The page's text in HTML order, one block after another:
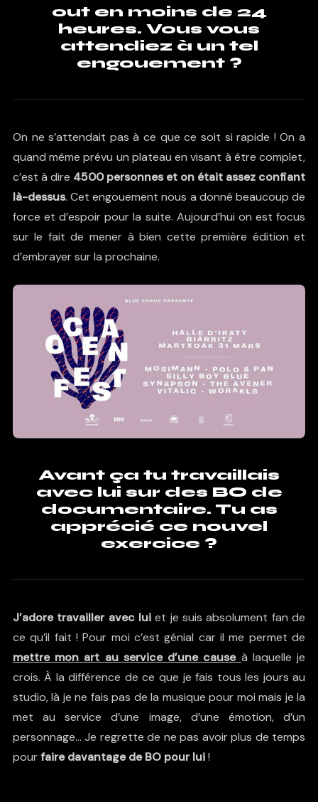
out en moins de 24
heures. Vous vous
attendiez à un tel
engouement ?
On ne s’attendait pas à ce que ce soit si rapide ! On a
quand même prévu un plateau en visant à être complet,
c’est à dire 4500 personnes et on était assez confiant
là-dessus. Cet engouement nous a donné beaucoup de
force et d’espoir pour la suite. Aujourd’hui on est focus
sur le fait de mener à bien cette première édition et
d’embrayer sur la prochaine.
Avant ça tu travaillais
avec lui sur des BO de
documentaire. Tu as
apprécié ce nouvel
exercice ?
J’adore travailler avec luiet je suis absolument fan de
ce qu’il fait ! Pour moi c’est génial car il me permet de
mettre mon art au service d’une cause à laquelle je
crois. À la différence de ce que je fais tous les jours au
studio, là je ne fais pas de la musique pour moi mais je la
met au service d’une image, d’une émotion, d’un
personnage… Je regrette de ne pas avoir plus de temps
pourfaire davantage de BO pour lui!